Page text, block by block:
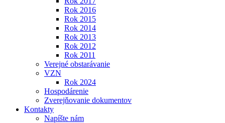
Rok 2016
Rok 2015
Rok 2014
Rok 2013
Rok 2012
Rok 2011
Verejné obstarávanie
VZN
Rok 2024
Hospodárenie
Zverejňovanie dokumentov
Kontakty
Napíšte nám